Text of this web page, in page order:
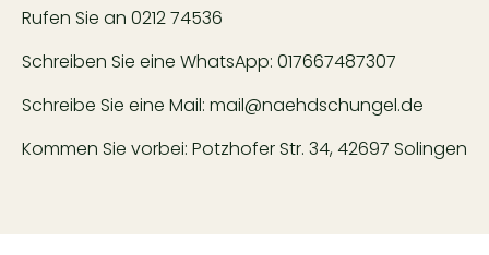
Rufen Sie an 0212 74536
Schreiben Sie eine WhatsApp: 017667487307
Schreibe Sie eine Mail: mail@naehdschungel.de
Kommen Sie vorbei: Potzhofer Str. 34, 42697 Solingen